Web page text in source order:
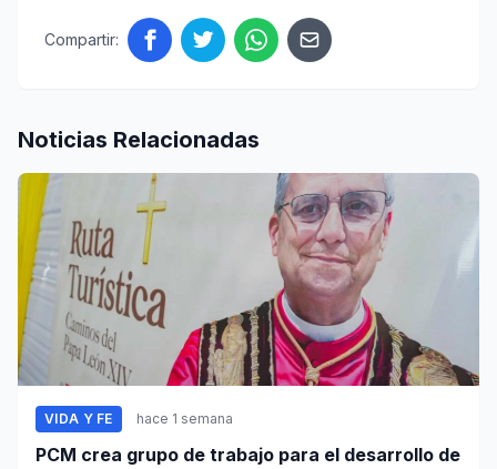
Compartir:
Noticias Relacionadas
VIDA Y FE hace 1 semana
PCM crea grupo de trabajo para el desarrollo de